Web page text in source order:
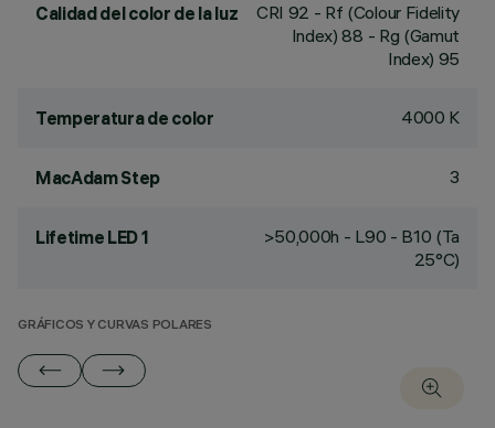
Calidad del color de la luz CRI 92 - Rf (Colour Fidelity
Index) 88 - Rg (Gamut
Index) 95
Temperatura de color 4000 K
MacAdam Step 3
Lifetime LED 1
>50,000h - L90 - B10 (Ta
25°C)
GRÁFICOS Y CURVAS POLARES